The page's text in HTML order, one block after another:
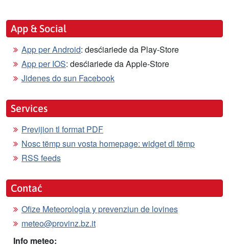
App & Social
App per Android: desćiariede da Play-Store
App per IOS: desćiariede da Apple-Store
Jidenes do sun Facebook
Services
Previjion tl format PDF
Nosc tëmp sun vosta homepage: widget dl tëmp
RSS feeds
Contać
Ofize Meteorologia y prevenziun de lovines
meteo@provinz.bz.it
Info meteo: